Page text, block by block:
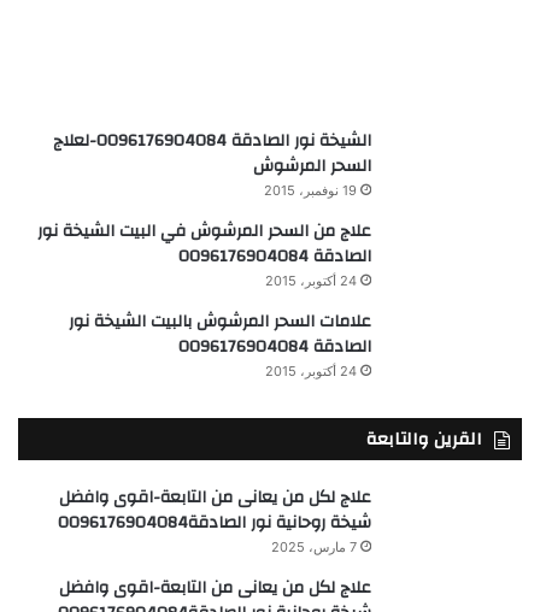
24 أكتوبر، 2015
علامات السحر المرشوش بالبيت الشيخة نور
الصادقة 0096176904084
24 أكتوبر، 2015
علاج لكل من يعانى من التابعة-اقوى وافضل
شيخة روحانية نور الصادقة0096176904084
علاج لكل من يعانى من التابعة-اقوى وافضل
23 ديسمبر، 2024
القرين وعلاجه-اقوى وافضل شيخة روحانية نور
الصادقة0096176904084
21 مايو، 2024